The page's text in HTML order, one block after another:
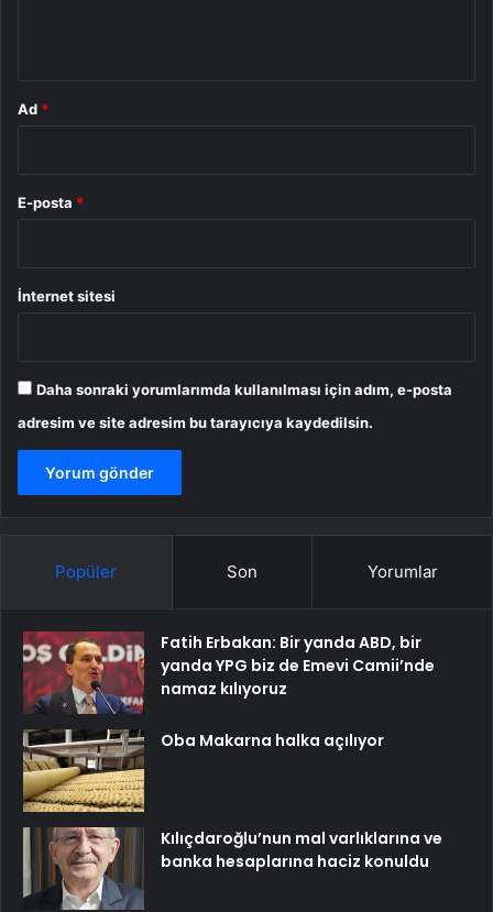
Ad *
E-posta *
İnternet sitesi
Daha sonraki yorumlarımda kullanılması için adım, e-posta
adresim ve site adresim bu tarayıcıya kaydedilsin.
Popüler Son Yorumlar
Fatih Erbakan: Bir yanda ABD, bir
yanda YPG biz de Emevi Camii’nde
namaz kılıyoruz
Oba Makarna halka açılıyor
Kılıçdaroğlu’nun mal varlıklarına ve
banka hesaplarına haciz konuldu